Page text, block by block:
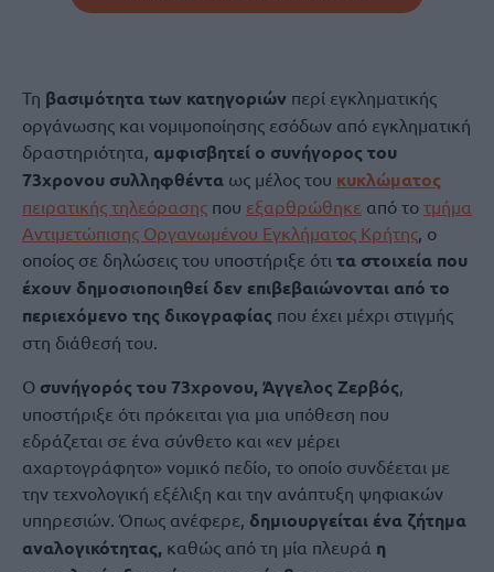
Τη βασιμότητα των κατηγοριών περί εγκληματικής
οργάνωσης και νομιμοποίησης εσόδων από εγκληματική
δραστηριότητα, αμφισβητεί ο συνήγορος του
73χρονου συλληφθέντα ως μέλος του κυκλώματος
πειρατικής τηλεόρασης που εξαρθρώθηκε από το τμήμα
Αντιμετώπισης Οργανωμένου Εγκλήματος Κρήτης, ο
οποίος σε δηλώσεις του υποστήριξε ότι τα στοιχεία που
έχουν δημοσιοποιηθεί δεν επιβεβαιώνονται από το
περιεχόμενο της δικογραφίας που έχει μέχρι στιγμής
στη διάθεσή του.
Ο συνήγορός του 73χρονου, Άγγελος Ζερβός,
υποστήριξε ότι πρόκειται για μια υπόθεση που
εδράζεται σε ένα σύνθετο και «εν μέρει
αχαρτογράφητο» νομικό πεδίο, το οποίο συνδέεται με
την τεχνολογική εξέλιξη και την ανάπτυξη ψηφιακών
υπηρεσιών. Όπως ανέφερε, δημιουργείται ένα ζήτημα
αναλογικότητας, καθώς από τη μία πλευρά η